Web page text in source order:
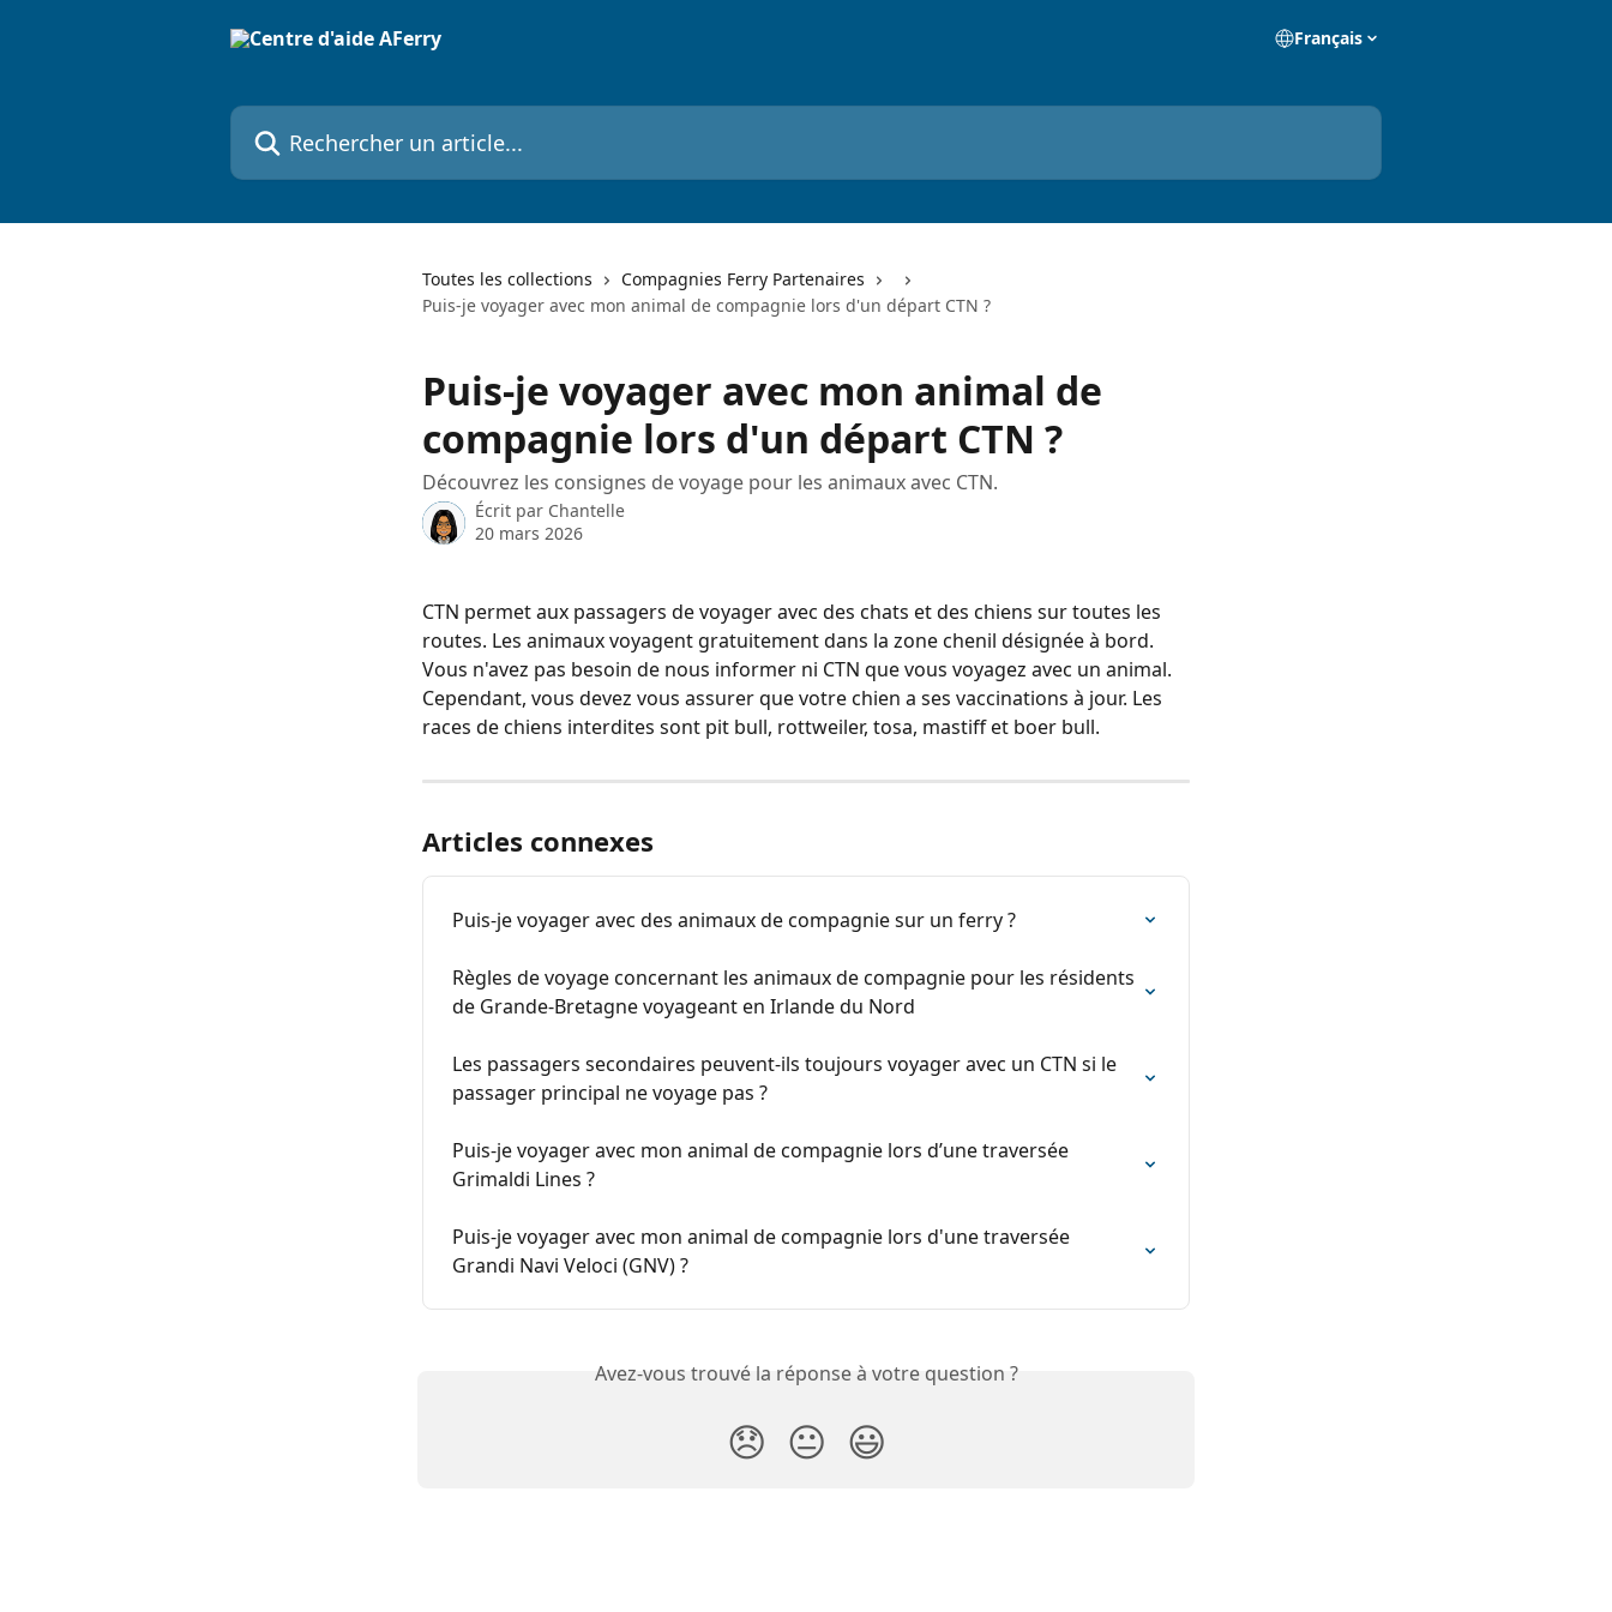
Français
Rechercher un article...
Toutes les collections
Compagnies Ferry Partenaires
Puis-je voyager avec mon animal de compagnie lors d'un départ CTN ?
Puis-je voyager avec mon animal de
compagnie lors d'un départ CTN ?
Découvrez les consignes de voyage pour les animaux avec CTN.
Écrit par Chantelle
20 mars 2026
CTN permet aux passagers de voyager avec des chats et des chiens sur toutes les
routes. Les animaux voyagent gratuitement dans la zone chenil désignée à bord.
Vous n'avez pas besoin de nous informer ni CTN que vous voyagez avec un animal.
Cependant, vous devez vous assurer que votre chien a ses vaccinations à jour. Les
races de chiens interdites sont pit bull, rottweiler, tosa, mastiff et boer bull.
Articles connexes
Puis-je voyager avec des animaux de compagnie sur un ferry ?
Règles de voyage concernant les animaux de compagnie pour les résidents
de Grande-Bretagne voyageant en Irlande du Nord
Les passagers secondaires peuvent-ils toujours voyager avec un CTN si le
passager principal ne voyage pas ?
Puis-je voyager avec mon animal de compagnie lors d’une traversée
Grimaldi Lines ?
Puis-je voyager avec mon animal de compagnie lors d'une traversée
Grandi Navi Veloci (GNV) ?
Avez-vous trouvé la réponse à votre question ?
😞 😐 😃